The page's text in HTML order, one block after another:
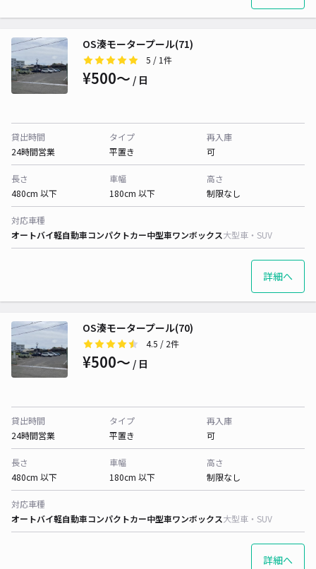
OS湊モータープール(71)
5 / 1件
¥500〜 / 日
貸出時間
24時間営業
タイプ
平置き
再入庫
可
長さ
480cm 以下
車幅
180cm 以下
高さ
制限なし
対応車種
オートバイ軽自動車コンパクトカー中型車ワンボックス大型車・SUV
詳細へ
OS湊モータープール(70)
4.5 / 2件
¥500〜 / 日
貸出時間
24時間営業
タイプ
平置き
再入庫
可
長さ
480cm 以下
車幅
180cm 以下
高さ
制限なし
対応車種
オートバイ軽自動車コンパクトカー中型車ワンボックス大型車・SUV
詳細へ